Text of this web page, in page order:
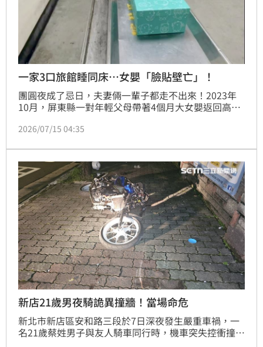
一家3口旅館睡同床…女嬰「臉貼壁亡」！
團圓夜成了忌日，夫妻倆一輩子都走不出來！2023年
10月，屏東縣一對年輕父母帶著4個月大女嬰返回高樹
未料，原本只是想擠一晚，共睡同一張床，女嬰卻在睡
法院審理認為，父親沒採取必要隔離措施，依過失致死
罪判處3個月徒刑，如易科罰金以1000元折算一日，可
上訴。
2026/07/15 04:35
新店21歲男夜騎詭異撞牆！當場命危
新北市新店區安和路三段於7日深夜發生嚴重車禍，一
名21歲蔡姓男子與友人騎車同行時，機車突失控衝撞人